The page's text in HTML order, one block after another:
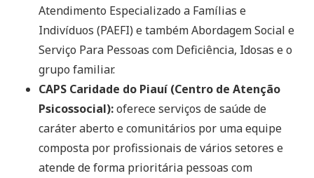
Atendimento Especializado a Famílias e
Indivíduos (PAEFI) e também Abordagem Social e
Serviço Para Pessoas com Deficiência, Idosas e o
grupo familiar.
CAPS Caridade do Piauí (Centro de Atenção
Psicossocial):oferece serviços de saúde de
caráter aberto e comunitários por uma equipe
composta por profissionais de vários setores e
atende de forma prioritária pessoas com